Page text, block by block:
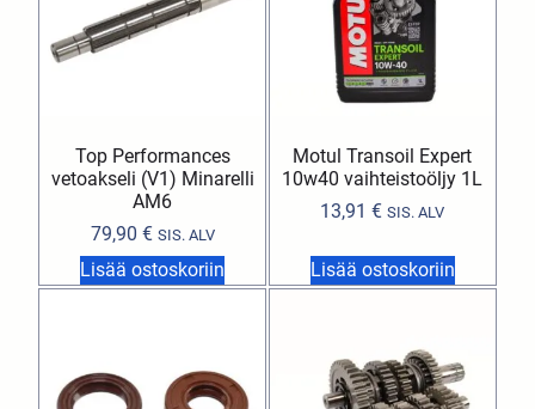
Top Performances
vetoakseli (V1) Minarelli
AM6
79,90 € SIS. ALV
Lisää ostoskoriin
Motul Transoil Expert
10w40 vaihteistoöljy 1L
13,91€ SIS. ALV
Lisää ostoskoriin